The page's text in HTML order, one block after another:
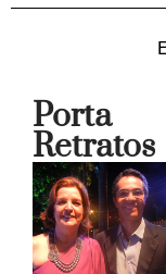
Porta
Retratos